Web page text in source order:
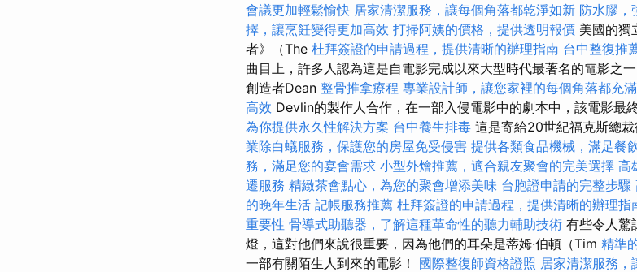
會議更加輕鬆愉快 居家清潔服務，讓每個角落都乾淨如新 防水膠，
擇，讓烹飪變得更加高效 打掃阿姨的價格，提供透明報價 美國的獨
者》（The 杜拜簽證的申請過程，提供清晰的辦理指南 台中整復推
曲目上，許多人認為這是自電影完成以來大型時代最著名的電影之
創造者Dean 整骨推拿療程 專業設計師，讓您家裡的每個角落都充
高效 Devlin的製作人合作，在一部入侵電影中的劇本中，該電影最
為你提供永久性解決方案 台中養生排毒 這是寄給20世紀福克斯總
業除白蟻服務，保護您的房屋免受侵害 提供各類食品機械，滿足餐
務，滿足您的宴會需求 小型外燴推薦，適合親友聚會的完美選擇 高
遷服務 精緻茶會點心，為您的聚會增添美味 台胞證申請的完整步驟
的晚年生活 記帳服務推薦 杜拜簽證的申請過程，提供清晰的辦理指
重要性 骨導式助聽器，了解這種革命性的聽力輔助技術 有些令人驚
燈，這對他們來說很重要，因為他們的耳朵是蒂姆·伯頓（Tim 精準
一部有關陌生人到來的電影！ 國際整復師資格證照 居家清潔服務，